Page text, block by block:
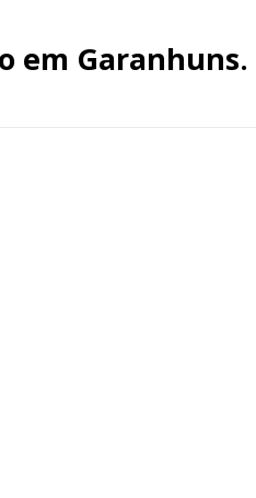
em Garanhuns.